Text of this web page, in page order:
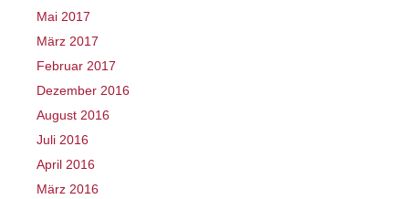
Mai 2017
März 2017
Februar 2017
Dezember 2016
August 2016
Juli 2016
April 2016
März 2016